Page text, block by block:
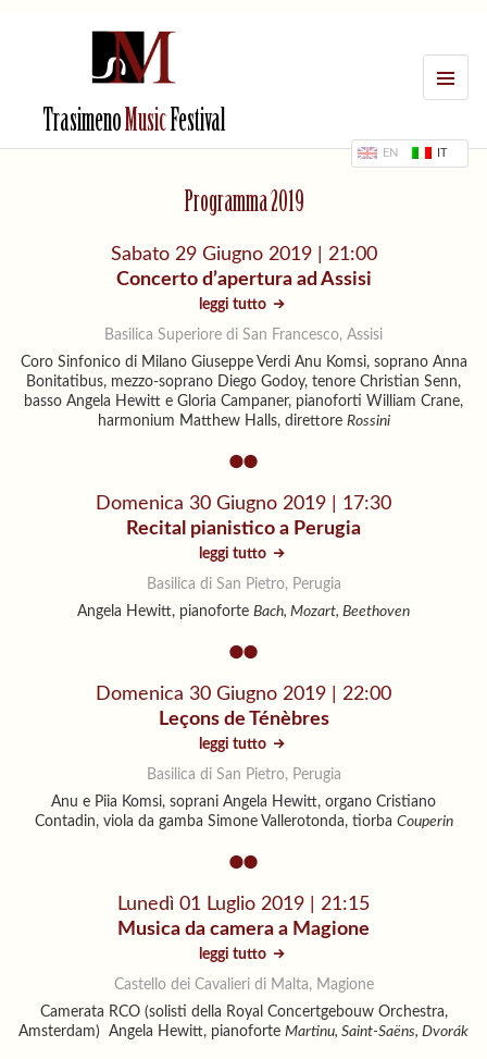
TrasimenoMusicFestival
EN IT
Programma 2019
Sabato 29 Giugno 2019 | 21:00
Concerto d’apertura ad Assisi
leggi tutto
Basilica Superiore di San Francesco, Assisi
Coro Sinfonico di Milano Giuseppe Verdi Anu Komsi, soprano Anna
Bonitatibus, mezzo-soprano Diego Godoy, tenore Christian Senn,
basso Angela Hewitt e Gloria Campaner, pianoforti William Crane,
harmonium Matthew Halls, direttore Rossini
Domenica 30 Giugno 2019 | 17:30
Recital pianistico a Perugia
leggi tutto
Basilica di San Pietro, Perugia
Angela Hewitt, pianoforte Bach, Mozart, Beethoven
Domenica 30 Giugno 2019 | 22:00
Leçons de Ténèbres
leggi tutto
Basilica di San Pietro, Perugia
Anu e Piia Komsi, soprani Angela Hewitt, organo Cristiano
Contadin, viola da gamba Simone Vallerotonda, tiorba Couperin
Lunedì 01 Luglio 2019 | 21:15
Musica da camera a Magione
leggi tutto
Castello dei Cavalieri di Malta, Magione
Camerata RCO (solisti della Royal Concertgebouw Orchestra,
Amsterdam) Angela Hewitt, pianoforte Martinu, Saint-Saëns, Dvorák